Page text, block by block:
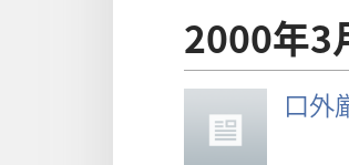
2000年3
口外